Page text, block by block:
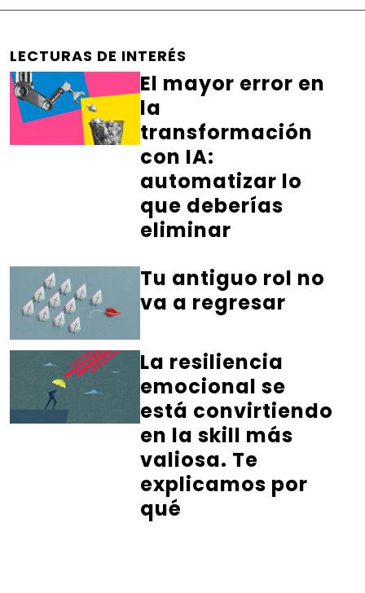
LECTURAS DE INTERÉS
El mayor error en
la
transformación
con IA:
automatizar lo
que deberías
eliminar
Tu antiguo rol no
va a regresar
La resiliencia
emocional se
está convirtiendo
en la skill más
valiosa. Te
explicamos por
qué